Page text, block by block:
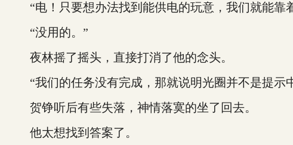
“电！只要想办法找到能供电的玩意，我们就能靠
“没用的。”
夜林摇了摇头，直接打消了他的念头。
“我们的任务没有完成，那就说明光圈并不是提示
贺铮听后有些失落，神情落寞的坐了回去。
他太想找到答案了。